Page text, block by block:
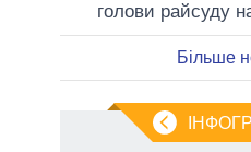
голови райсуду
Більше